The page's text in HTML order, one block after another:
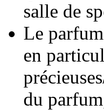
salle de
Le
en
du